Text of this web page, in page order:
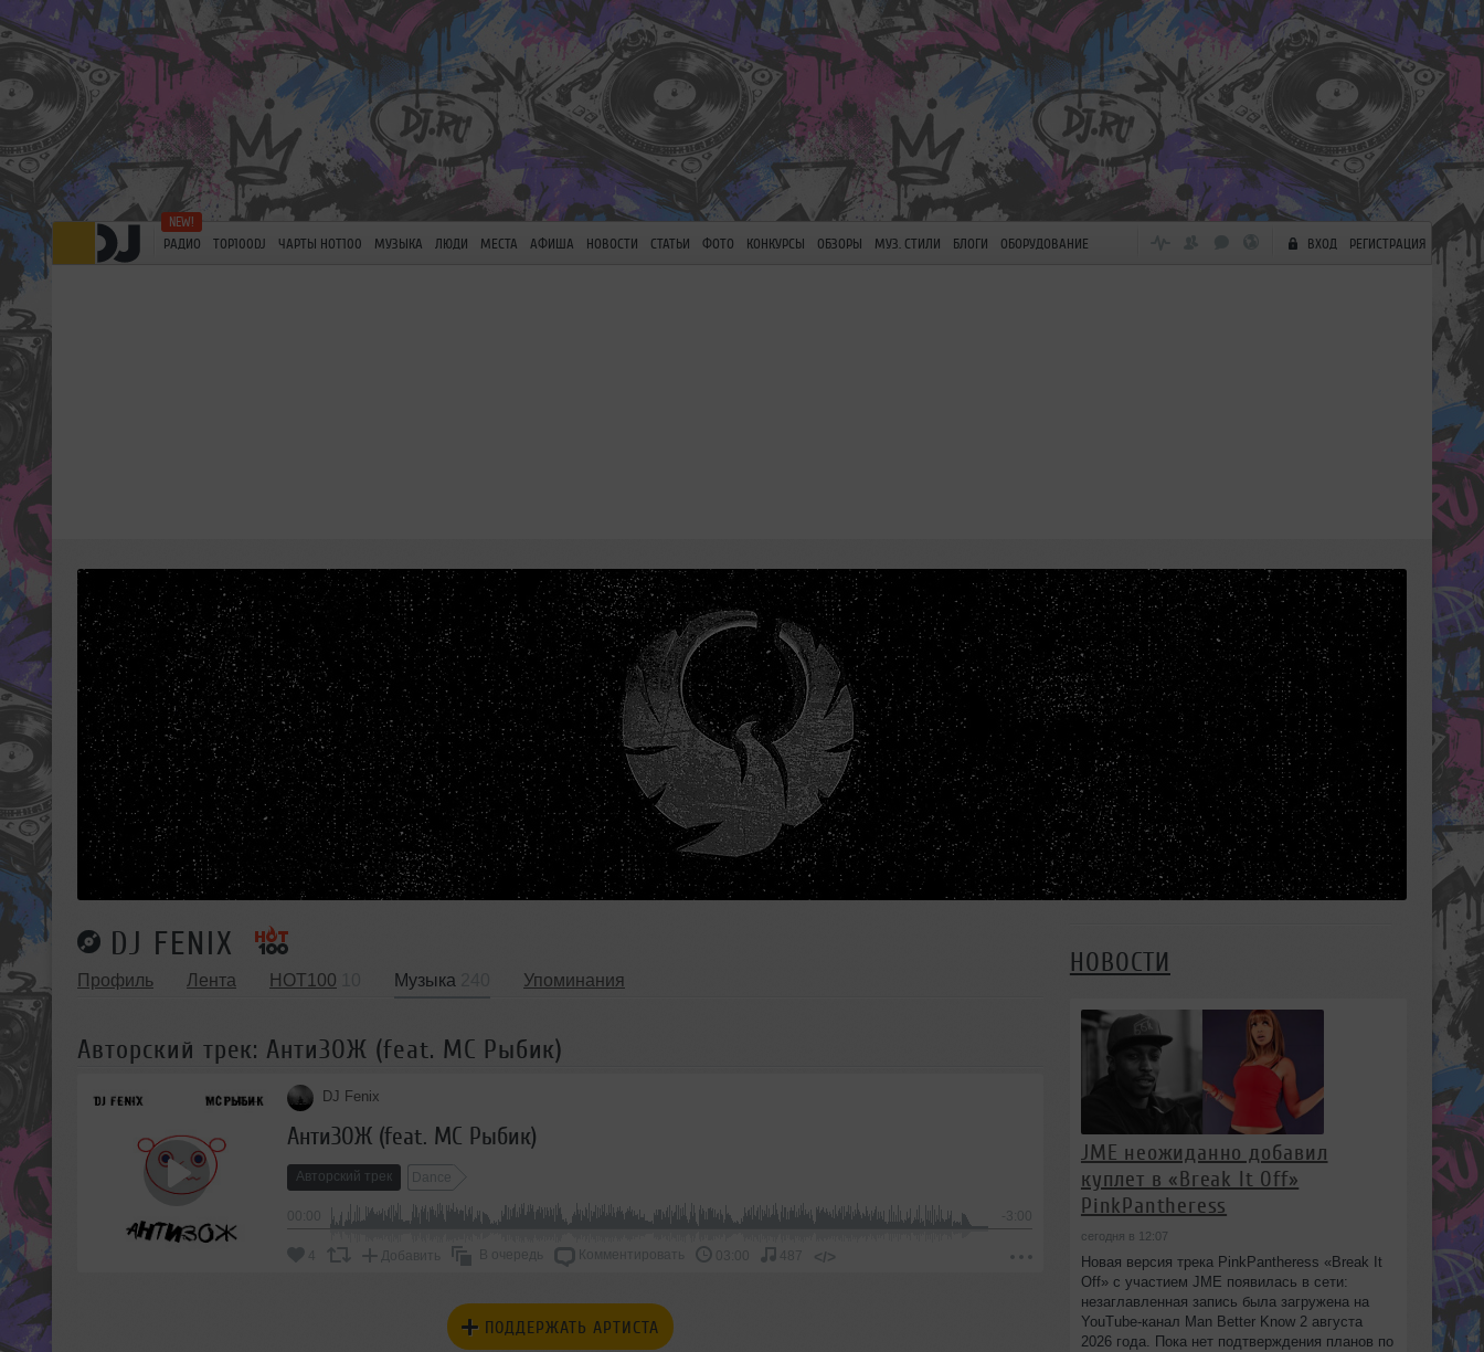
РАДИО TOP100DJ ЧАРТЫ HOT100 МУЗЫКА ЛЮДИ МЕСТА АФИША НОВОСТИ СТАТЬИ ФОТО КОНКУРСЫ ОБЗОРЫ МУЗ. СТИЛИ БЛОГИ ОБОРУДОВАНИЕ ВХОД РЕГИСТРАЦИЯ
DJ FENIX
Профиль Лента HOT100 Музыка Упоминания
Авторский трек: АнтиЗОЖ (feat. MC Рыбик)
DJ Fenix
АнтиЗОЖ (feat. MC Рыбик)
Авторский трек Dance
-3:00
Добавить В очередь Комментировать 03:00 487 </>
ПОДДЕРЖАТЬ АРТИСТА
НОВОСТИ
JME неожиданно добавил
куплет в «Break It Off»
PinkPantheress
сегодня в 12:07
Новая версия трека PinkPantheress «Break It
Off» с участием JME появилась в сети:
незаглавленная запись была загружена на
YouTube-канал Man Better Know 2 августа
2026 года. Пока нет подтверждения планов по